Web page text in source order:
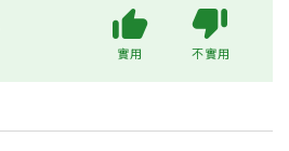
實用 不實用